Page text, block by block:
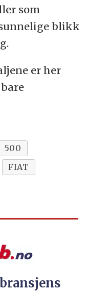
som
blikk
er her
500
FIAT